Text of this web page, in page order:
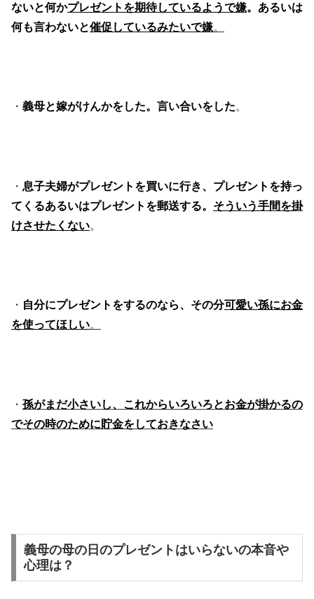
ないと何かプレゼントを期待しているようで嫌。あるいは
何も言わないと催促しているみたいで嫌。
・ 義母と嫁がけんかをした。言い合いをした。
・ 息子夫婦がプレゼントを買いに行き、プレゼントを持っ
てくるあるいはプレゼントを郵送する。 そういう手間を掛
けさせたくない。
・ 自分にプレゼントをするのなら、その分可愛い孫にお金
を使ってほしい。
・ 孫がまだ小さいし、これからいろいろとお金が掛かるの
でその時のために貯金をしておきなさい
義母の母の日のプレゼントはいらないの本音や
心理は？